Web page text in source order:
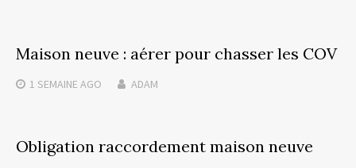
Maison neuve : aérer pour chasser les COV
1 SEMAINE AGO ADAM
Obligation raccordement maison neuve